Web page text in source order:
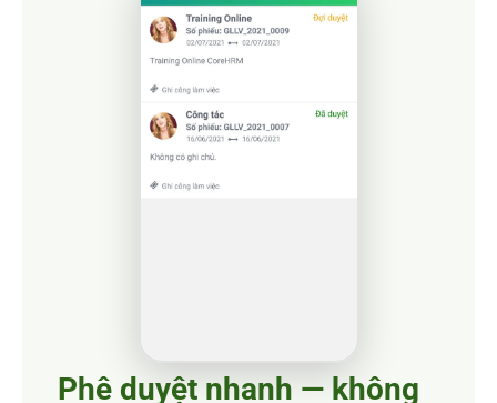
Phê duyệt nhanh — không